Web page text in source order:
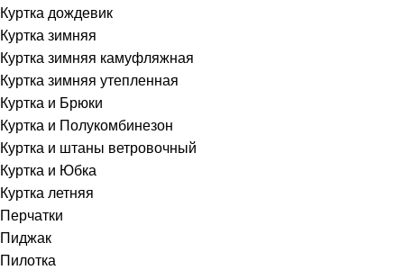
Куртка дождевик
Куртка зимняя
Куртка зимняя камуфляжная
Куртка зимняя утепленная
Куртка и Брюки
Куртка и Полукомбинезон
Куртка и штаны ветровочный
Куртка и Юбка
Куртка летняя
Перчатки
Пиджак
Пилотка